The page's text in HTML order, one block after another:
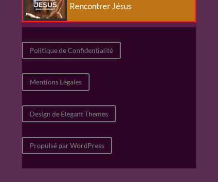
Rencontrer Jésus
Politique de Confidentialité
Mentions Légales
Design de Elegant Themes
Propulsé par WordPress